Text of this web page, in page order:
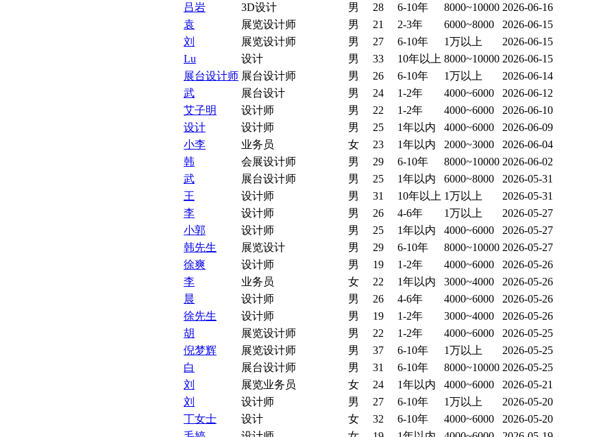
吕岩
3D设计 男 28 6-10年 8000~10000 2026-06-16
袁
展览设计师 男 21 2-3年 6000~8000
2026-06-15
刘
展览设计师 男 27 6-10年 1万以上
2026-06-15
Lu
设计 男 33 10年以上 8000~10000 2026-06-15
展台设计师 展台设计师 男 26 6-10年 1万以上
2026-06-14
武
展台设计 男 24 1-2年 4000~6000
2026-06-12
艾子明
设计师 男 22 1-2年 4000~6000
2026-06-10
设计
设计师 男 25 1年以内 4000~6000
2026-06-09
小李
业务员 女 23 1年以内 2000~3000
2026-06-04
韩
会展设计师 男 29 6-10年 8000~10000 2026-06-02
武
展台设计师 男 25 1年以内 6000~8000
2026-05-31
王
设计师 男 31 10年以上 1万以上
2026-05-31
李
设计师 男 26 4-6年 1万以上
2026-05-27
小郭
设计师 男 25 1年以内 4000~6000
2026-05-27
韩先生
展览设计 男 29 6-10年 8000~10000 2026-05-27
徐爽
设计师 男 19 1-2年 4000~6000
2026-05-26
李
业务员 女 22 1年以内 3000~4000
2026-05-26
晨
设计师 男 26 4-6年 4000~6000
2026-05-26
徐先生
设计师 男 19 1-2年 3000~4000
2026-05-26
胡
展览设计师 男 22 1-2年 4000~6000
2026-05-25
倪梦辉
展览设计师 男 37 6-10年 1万以上
2026-05-25
白
展台设计师 男 31 6-10年 8000~10000 2026-05-25
刘
展览业务员 女 24 1年以内 4000~6000
2026-05-21
刘
设计师 男 27 6-10年 1万以上
2026-05-20
丁女士
设计 女 32 6-10年 4000~6000
2026-05-20